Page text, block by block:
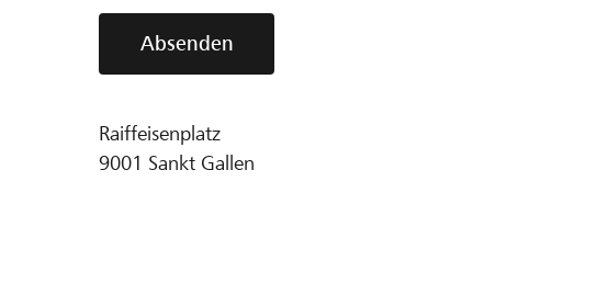
Absenden
Raiffeisenplatz
9001 Sankt Gallen